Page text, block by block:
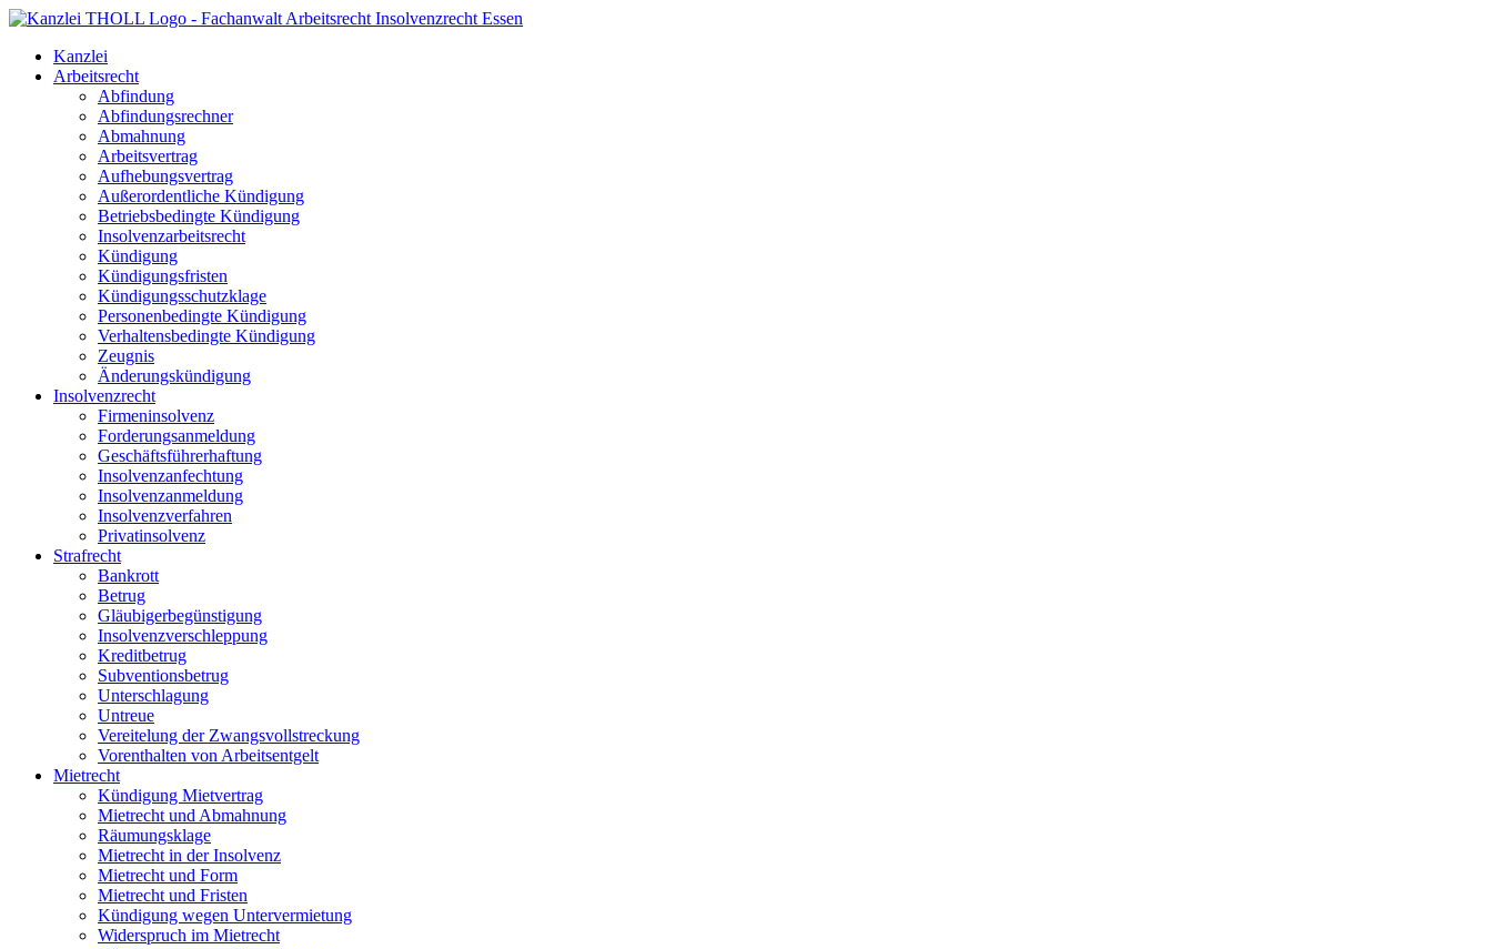
Kanzlei
Arbeitsrecht
Abfindung
Abfindungsrechner
Abmahnung
Arbeitsvertrag
Aufhebungsvertrag
Außerordentliche Kündigung
Betriebsbedingte Kündigung
Insolvenzarbeitsrecht
Kündigung
Kündigungsfristen
Kündigungsschutzklage
Personenbedingte Kündigung
Verhaltensbedingte Kündigung
Zeugnis
Änderungskündigung
Insolvenzrecht
Firmeninsolvenz
Forderungsanmeldung
Geschäftsführerhaftung
Insolvenzanfechtung
Insolvenzanmeldung
Insolvenzverfahren
Privatinsolvenz
Strafrecht
Bankrott
Betrug
Gläubigerbegünstigung
Insolvenzverschleppung
Kreditbetrug
Subventionsbetrug
Unterschlagung
Untreue
Vereitelung der Zwangsvollstreckung
Vorenthalten von Arbeitsentgelt
Mietrecht
Kündigung Mietvertrag
Mietrecht und Abmahnung
Räumungsklage
Mietrecht in der Insolvenz
Mietrecht und Form
Mietrecht und Fristen
Kündigung wegen Untervermietung
Widerspruch im Mietrecht